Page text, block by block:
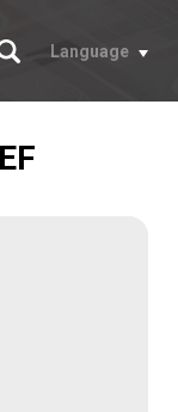
Szukaj
Language